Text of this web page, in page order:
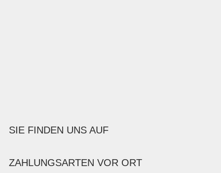
SIE FINDEN UNS AUF
ZAHLUNGSARTEN VOR ORT